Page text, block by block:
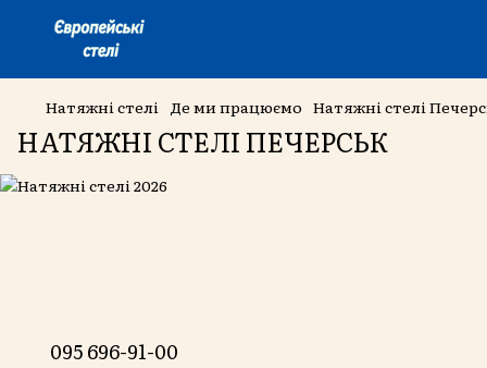
Натяжні стелі Де ми працюємо Натяжні стелі
НАТЯЖНІ СТЕЛІ ПЕЧЕРСЬК
095 696-91-00